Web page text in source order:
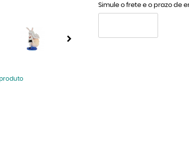
Simule o frete e o prazo de